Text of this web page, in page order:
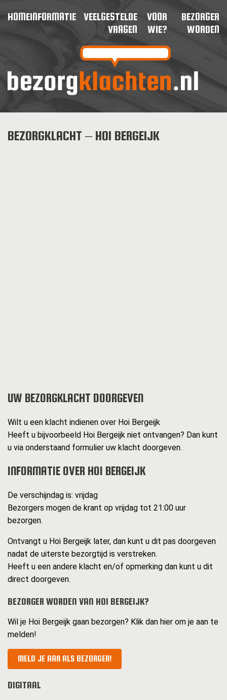
HOMEINFORMATIE
VEELGESTELDE
VRAGEN
VOOR
WIE?
BEZORGER
WORDEN
BEZORGKLACHT – HOI BERGEIJK
UW BEZORGKLACHT DOORGEVEN
Wilt u een klacht indienen over Hoi Bergeijk
Heeft u bijvoorbeeld Hoi Bergeijk niet ontvangen? Dan kunt
u via onderstaand formulier uw klacht doorgeven.
INFORMATIE OVER HOI BERGEIJK
De verschijndag is: vrijdag
Bezorgers mogen de krant op vrijdag tot 21:00 uur
bezorgen.
Ontvangt u Hoi Bergeijk later, dan kunt u dit pas doorgeven
nadat de uiterste bezorgtijd is verstreken.
Heeft u een andere klacht en/of opmerking dan kunt u dit
direct doorgeven.
BEZORGER WORDEN VAN HOI BERGEIJK?
Wil je Hoi Bergeijk gaan bezorgen? Klik dan hier om je aan te
melden!
MELD JE AAN ALS BEZORGER!
DIGITAAL